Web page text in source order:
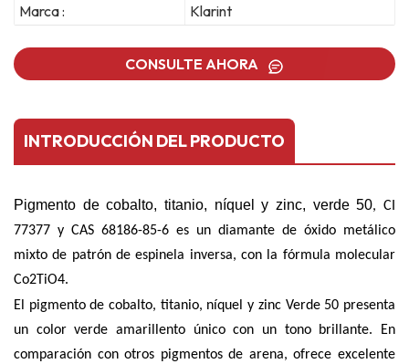
Marca :
Klarint
CONSULTE AHORA
INTRODUCCIÓN DEL PRODUCTO
Pigmento de cobalto, titanio, níquel y zinc, verde 50, CI
77377 y CAS 68186-85-6 es un diamante de óxido metálico
mixto de patrón de espinela inversa, con la fórmula molecular
Co2TiO4.
El pigmento de cobalto, titanio, níquel y zinc Verde 50 presenta
un color verde amarillento único con un tono brillante. En
comparación con otros pigmentos de arena, ofrece excelente